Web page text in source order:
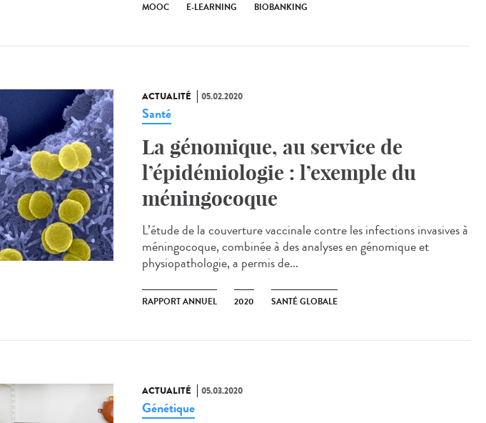
MOOC E-LEARNING BIOBANKING
ACTUALITÉ 05.02.2020
Santé
La génomique, au service de
l’épidémiologie : l’exemple du
méningocoque
L’étude de la couverture vaccinale contre les infections invasives à
méningocoque, combinée à des analyses en génomique et
physiopathologie, a permis de...
RAPPORT ANNUEL 2020 SANTÉ GLOBALE
ACTUALITÉ 05.03.2020
Génétique